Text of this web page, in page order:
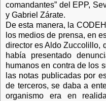
comandantes” del EPP,
y Gabriel Zárate.
De esta manera, la
los medios de prensa, en
director es Aldo Zuccolillo,
había presentado
humanos en contra de los
las notas publicadas por
de terceros, se daba a
organismo era en